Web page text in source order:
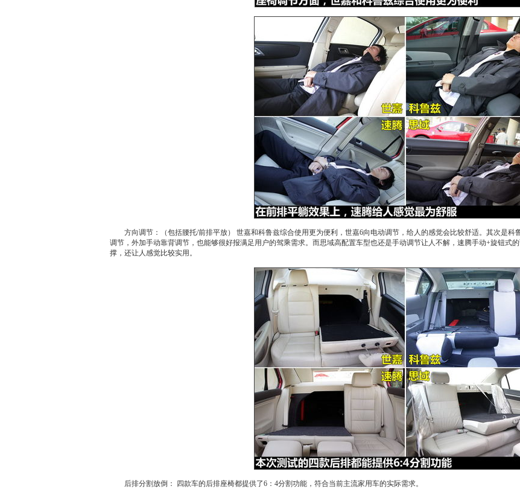
方向调节：（包括腰托/前排平放） 世嘉和科鲁兹综合使用更为便利， 世嘉6向电动调节，给人的感觉会比较舒适。其次是科
调节，外加手动靠背调节，也能够很好报满足用户的驾乘需求。而思域高配置车型也还是手动调节让人不解， 速腾手动+旋钮式
撑，还让人感觉比较实用。
后排分割放倒： 四款车的后排座椅都提供了6：4分割功能，符合当前主流家用车的实际需求。